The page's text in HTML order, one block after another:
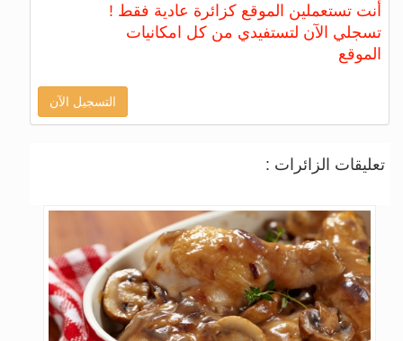
أنت تستعملين الموقع كزائرة عادية فقط !
تسجلي الآن لتستفيدي من كل امكانيات
الموقع
التسجيل الآن
تعليقات الزائرات :